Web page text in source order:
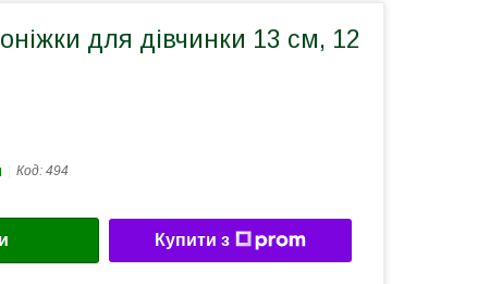
для дівчинки 13 см, 12
Код: 494
Купити з